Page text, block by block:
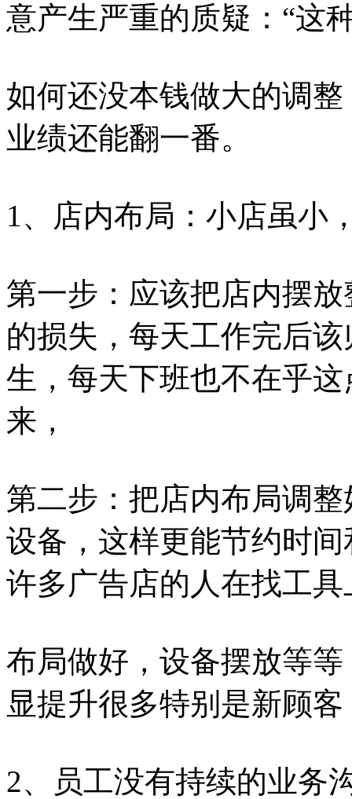
意产生严重的质疑：“这
如何还没本钱做大的调
业绩还能翻一番。
1、店内布局：小店虽小
第一步：应该把店内摆
的损失，每天工作完后
生，每天下班也不在乎
来，
第二步：把店内布局调
设备，这样更能节约时
许多广告店的人在找工
布局做好，设备摆放等
显提升很多特别是新顾客
2、员工没有持续的业务